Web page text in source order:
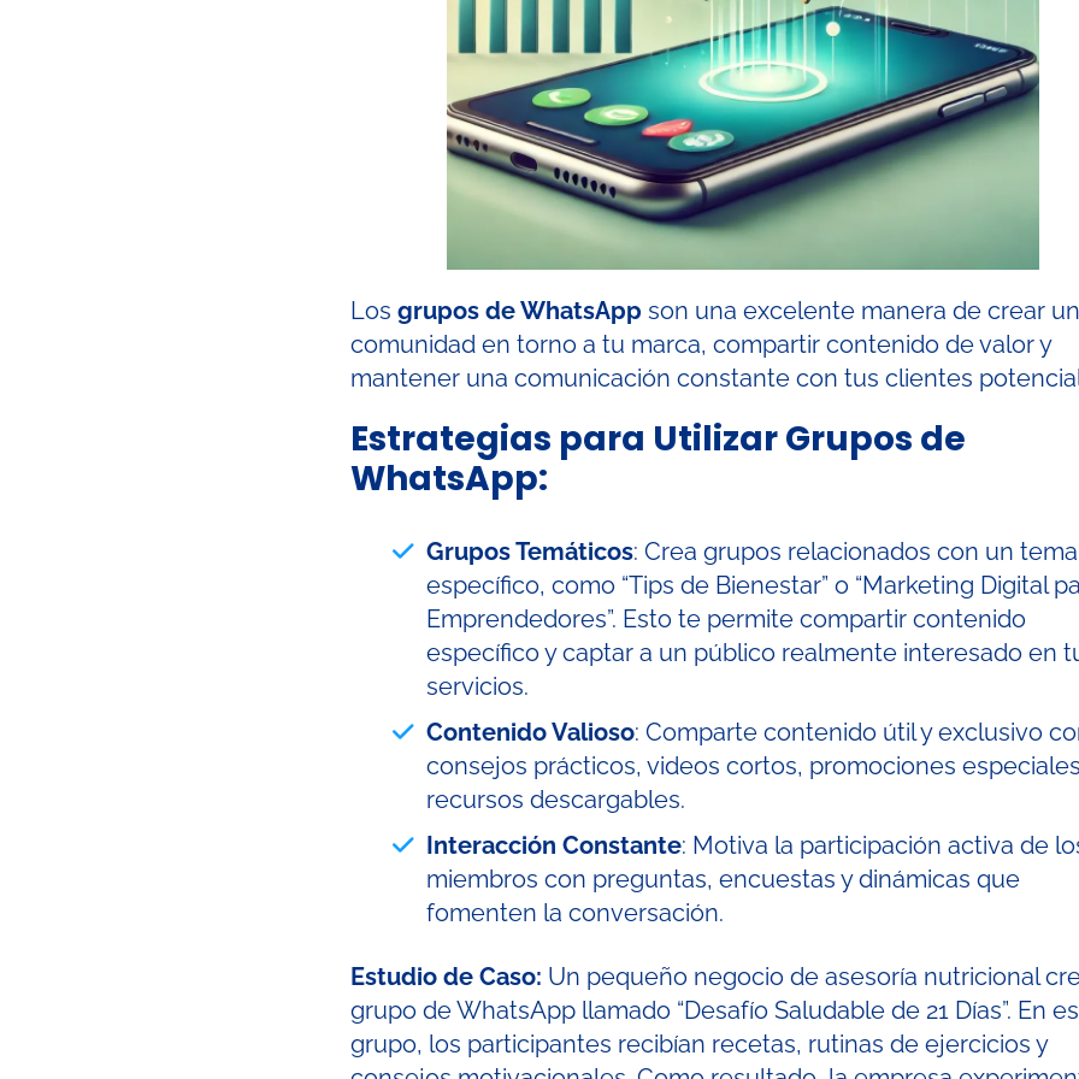
Los grupos de WhatsApp son una excelente manera de crear
comunidad en torno a tu marca, compartir contenido de valor y
mantener una comunicación constante con tus clientes
Estrategias para Utilizar Grupos de
WhatsApp:
Grupos Temáticos: Crea grupos relacionados con un tema
específico, como “Tips de Bienestar” o “Marketing Digital
Emprendedores”. Esto te permite compartir contenido
específico y captar a un público realmente interesado en
servicios.
Contenido Valioso: Comparte contenido útil y exclusivo
consejos prácticos, videos cortos, promociones
recursos descargables.
Interacción Constante: Motiva la participación activa de
miembros con preguntas, encuestas y dinámicas que
fomenten la conversación.
Estudio de Caso: Un pequeño negocio de asesoría nutricional
grupo de WhatsApp llamado “Desafío Saludable de 21 Días”. En
grupo, los participantes recibían recetas, rutinas de ejercicios y